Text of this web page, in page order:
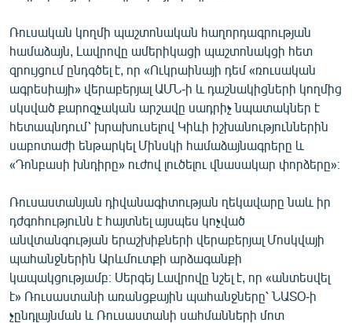
Ռուսական կողմի պաշտոնական հաղորդագրության
համաձայն, Լավրովը ամերիկացի պաշտոնակցի հետ
զրույցում ընդգծել է, որ «Ուկրաինայի դեմ «ռուսական
ագրեսիայի» վերաբերյալ ԱՄՆ-ի և դաշնակիցների կողմից
սկսված քարոզչական արշավը սադրիչ նպատակներ է
հետապնդում՝ խրախուսելով Կիևի իշխանություններին
սաբոտաժի ենթարկել Մինսկի համաձայնագրերը և
«Դոնբասի խնդիրը» ուժով լուծելու վնասակար փորձերը»։
Ռուսաստանյան դիվանագիտության ղեկավարը նաև իր
դժգոհությունն է հայտնել այսպես կոչված
անվտանգության երաշխիքների վերաբերյալ Մոսկվայի
պահանջներին Արևմուտքի արձագանքի
կապակցությամբ։ Սերգեյ Լավրովը նշել է, որ «անտեսվել
է» Ռուսաստանի առանցքային պահանջները՝ ՆԱՏՕ-ի
չընդլայնման և Ռուսաստանի սահմանների մոտ